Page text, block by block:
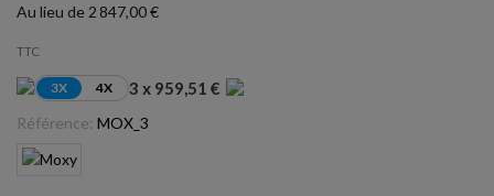
Au lieu de 2 847,00 €
TTC
3X 4X 3 x 959,51 €
Référence: MOX_3